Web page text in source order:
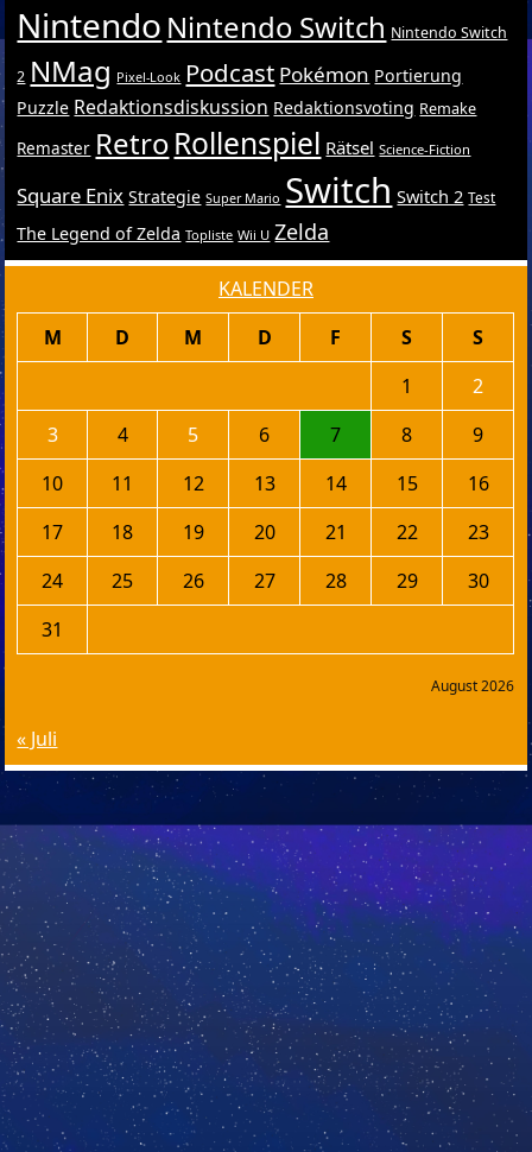
Nintendo Nintendo Switch Nintendo Switch
2 NMag Pixel-Look Podcast Pokémon Portierung
Puzzle Redaktionsdiskussion Redaktionsvoting Remake
Remaster RetroRollenspiel Rätsel Science-Fiction
Square Enix Strategie Super Mario Switch Switch 2 Test
The Legend of Zelda Topliste Wii U Zelda
KALENDER
August 2026
M D M D F S
S
1
2
3
4 5 6 7 8
9
10
11 12 13 14 15
16
17
18 19 20 21 22
23
24
25 26 27 28 29
30
31
« Juli